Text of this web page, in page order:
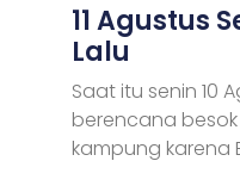
11 Agustus
Lalu
Saat itu senin 10
berencana
kampung karena